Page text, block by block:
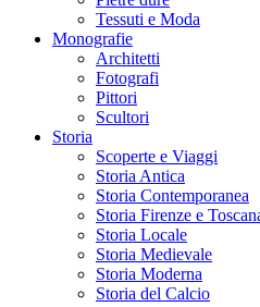
Tessuti e Moda
Monografie
Architetti
Fotografi
Pittori
Scultori
Storia
Scoperte e Viaggi
Storia Antica
Storia Contemporanea
Storia Firenze e
Storia Locale
Storia Medievale
Storia Moderna
Storia del Calcio